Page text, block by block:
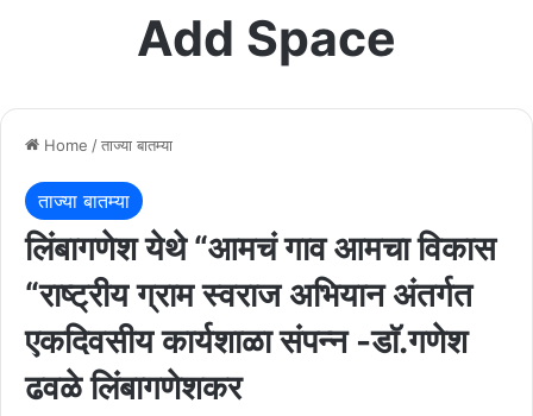
Add Space
Home /ताज्या बातम्या
ताज्या बातम्या
लिंबागणेश येथे “आमचं गाव आमचा विकास
“राष्ट्रीय ग्राम स्वराज अभियान अंतर्गत
एकदिवसीय कार्यशाळा संपन्न -डाॅ.गणेश
ढवळे लिंबागणेशकर